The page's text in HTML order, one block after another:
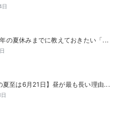
の夏休みまでに教えておきたい「...
夏至は6月21日】昼が最も長い理由...